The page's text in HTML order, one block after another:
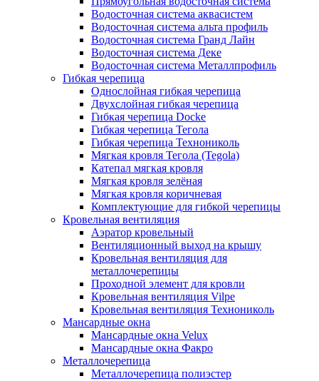
Водосточная система аквасистем
Водосточная система альта профиль
Водосточная система Гранд Лайн
Водосточная система Деке
Водосточная система Металлпрофиль
Гибкая черепица
Однослойная гибкая черепица
Двухслойная гибкая черепица
Гибкая черепица Docke
Гибкая черепица Тегола
Гибкая черепица Технониколь
Мягкая кровля Тегола (Tegola)
Катепал мягкая кровля
Мягкая кровля зелёная
Мягкая кровля коричневая
Комплектующие для гибкой черепицы
Кровельная вентиляция
Аэратор кровельный
Вентиляционный выход на крышу
Кровельная вентиляция для
металлочерепицы
Проходной элемент для кровли
Кровельная вентиляция Vilpe
Кровельная вентиляция Технониколь
Мансардные окна
Мансардные окна Velux
Мансардные окна Факро
Металлочерепица
Металлочерепица полиэстер